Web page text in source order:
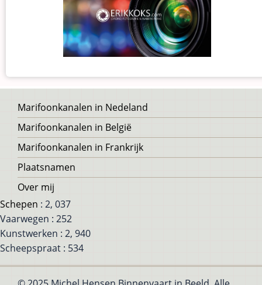
Voet
Marifoonkanalen in Nedeland
Marifoonkanalen in België
Marifoonkanalen in Frankrijk
Plaatsnamen
Over mij
Schepen : 2, 037
Vaarwegen : 252
Kunstwerken : 2, 940
Scheepspraat : 534